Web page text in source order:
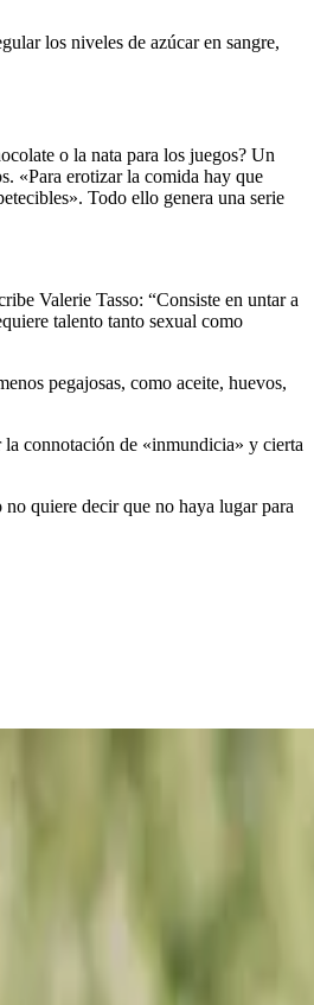
los niveles de azúcar en sangre,
o la nata para los juegos? Un
«Para erotizar la comida hay que
Todo ello genera una serie
Valerie Tasso: “Consiste en untar a
talento tanto sexual como
pegajosas, como aceite, huevos,
connotación de «inmundicia» y cierta
quiere decir que no haya lugar para